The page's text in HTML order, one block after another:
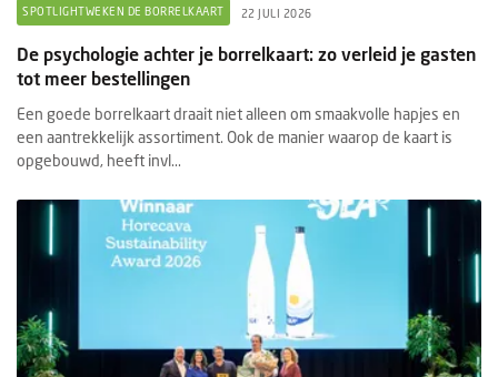
SPOTLIGHTWEKEN DE BORRELKAART 22 JULI 2026
De psychologie achter je borrelkaart: zo verleid je gasten
tot meer bestellingen
Een goede borrelkaart draait niet alleen om smaakvolle hapjes en
een aantrekkelijk assortiment. Ook de manier waarop de kaart is
opgebouwd, heeft invl...